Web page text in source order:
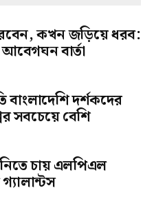
কখন জড়িয়ে ধরব:
বার্তা
বাংলাদেশি দর্শকদের
সবচেয়ে বেশি
চায় এলপিএল